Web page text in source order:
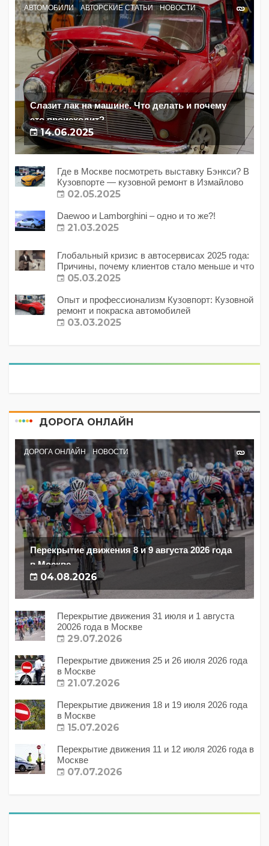
АВТОМОБИЛИ АВТОРСКИЕ СТАТЬИ НОВОСТИ
Слазит лак на машине. Что делать и почему
это происходит?
14.06.2025
Где в Москве посмотреть выставку Бэнкси? В
Кузовпорте — кузовной ремонт в Измайлово
02.05.2025
Daewoo и Lamborghini – одно и то же?!
21.03.2025
Глобальный кризис в автосервисах 2025 года:
Причины, почему клиентов стало меньше и что
с этим делать?
05.03.2025
Опыт и профессионализм Кузовпорт: Кузовной
ремонт и покраска автомобилей
03.03.2025
ДОРОГА ОНЛАЙН
ДОРОГА ОНЛАЙН НОВОСТИ
Перекрытие движения 8 и 9 августа 2026 года
в Москве
04.08.2026
Перекрытие движения 31 июля и 1 августа
20026 года в Москве
29.07.2026
Перекрытие движения 25 и 26 июля 2026 года
в Москве
21.07.2026
Перекрытие движения 18 и 19 июля 2026 года
в Москве
15.07.2026
Перекрытие движения 11 и 12 июля 2026 года в
Москве
07.07.2026